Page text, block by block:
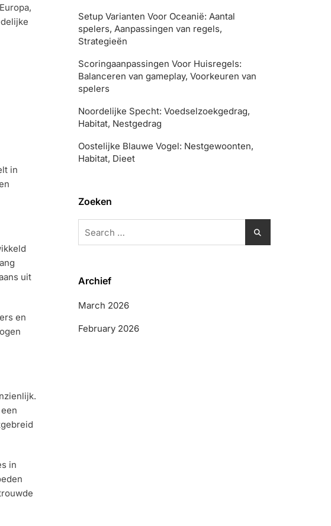
in
uit
en
in
Setup Varianten Voor Oceanië: Aantal
spelers, Aanpassingen van regels,
Strategieën
Scoringaanpassingen Voor Huisregels:
Balanceren van gameplay, Voorkeuren van
spelers
Noordelijke Specht: Voedselzoekgedrag,
Habitat, Nestgedrag
Oostelijke Blauwe Vogel: Nestgewoonten,
Habitat, Dieet
Zoeken
for:
Archief
March 2026
February 2026